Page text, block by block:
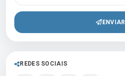
ENVIAR
REDES SOCIAIS